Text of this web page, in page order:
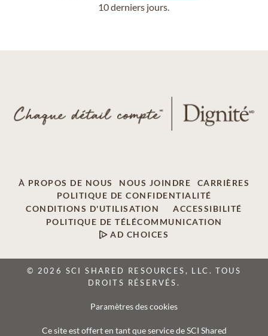
10 derniers jours.
À PROPOS DE NOUS NOUS JOINDRE
CARRIÈRES
POLITIQUE DE CONFIDENTIALITÉ
CONDITIONS D'UTILISATION
ACCESSIBILITÉ
POLITIQUE DE TÉLÉCOMMUNICATION
AD CHOICES
© 2026 SCI SHARED RESOURCES, LLC. TOUS
DROITS RÉSERVÉS.
Paramètres des cookies
Ce site est offert en tant que service de SCI Shared